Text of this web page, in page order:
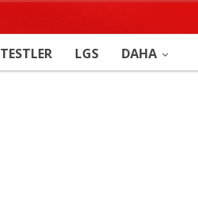
TESTLER LGS DAHA